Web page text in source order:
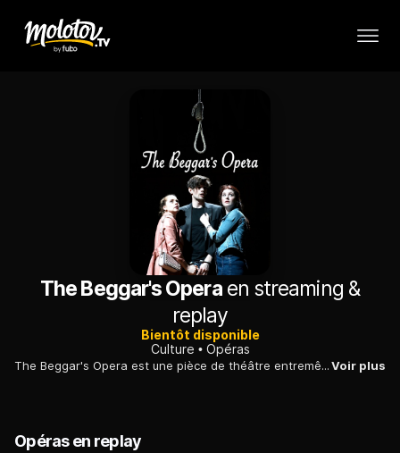
The Beggar's Operaen streaming &
replay
Bientôt disponible
Culture
Opéras
The Beggar's Opera est une pièce de théâtre entremêlée d'une soixantaine de chansons populaires et d'airs dont certains ont été attribués à Purcell et Haendel.Voir plus
Opéras en replay